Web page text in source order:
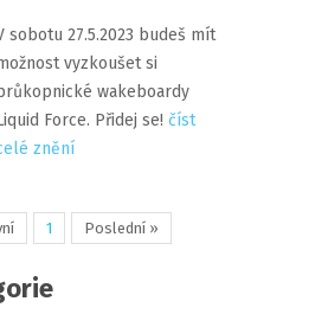
sobotu 27.5.2023 budeš mít
vyzkoušet si
wakeboardy
Force. Přidej se! číst
znění
1 Poslední »